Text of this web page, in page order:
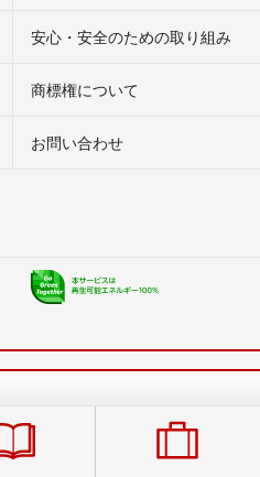
安心・安全のための取り組み
商標権について
お問い合わせ